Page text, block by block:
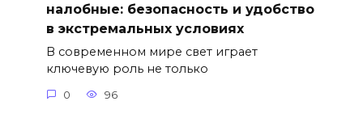
налобные: безопасность и удобство
в экстремальных условиях
В современном мире свет играет
ключевую роль не только
0 96